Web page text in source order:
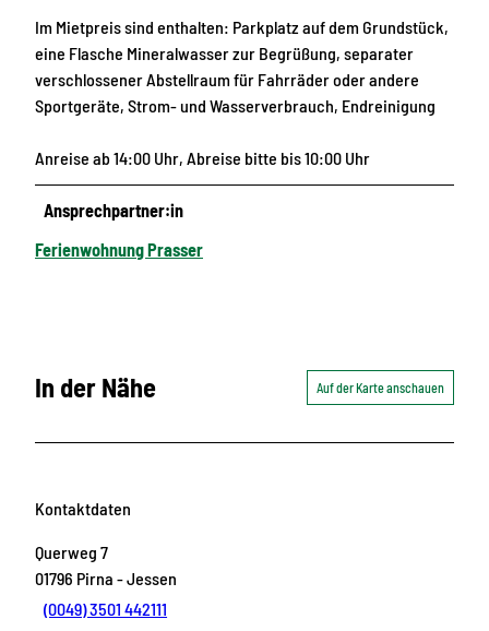
Im Mietpreis sind enthalten: Parkplatz auf dem Grundstück,
eine Flasche Mineralwasser zur Begrüßung, separater
verschlossener Abstellraum für Fahrräder oder andere
Sportgeräte, Strom- und Wasserverbrauch, Endreinigung
Anreise ab 14:00 Uhr, Abreise bitte bis 10:00 Uhr
Ansprechpartner:in
Ferienwohnung Prasser
In der Nähe Auf der Karte anschauen
Kontaktdaten
Querweg 7
01796 Pirna - Jessen
(0049) 3501 442111